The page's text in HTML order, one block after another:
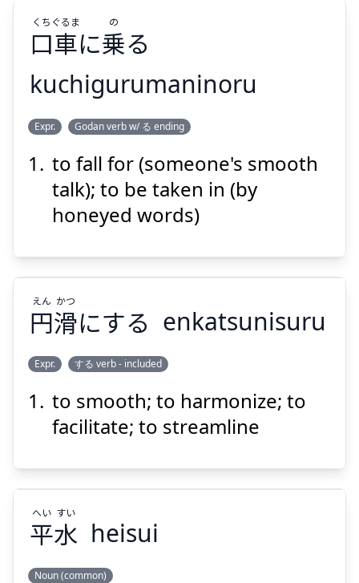
Suspend
に
乗
る
ぐるま
の
Show answer
Suspend
口車に乗る
くち ぐるま の
kuchigurumaninoru
Expr. Godan verb w/ る ending
to fall for (someone's smooth
talk); to be taken in (by
honeyed words)
円
滑
にする
えん
かつ
円滑にする
えん かつ
enkatsunisuru
Expr. する verb - included
to smooth; to harmonize; to
facilitate; to streamline
平水
へい すい
heisui
Noun (common)